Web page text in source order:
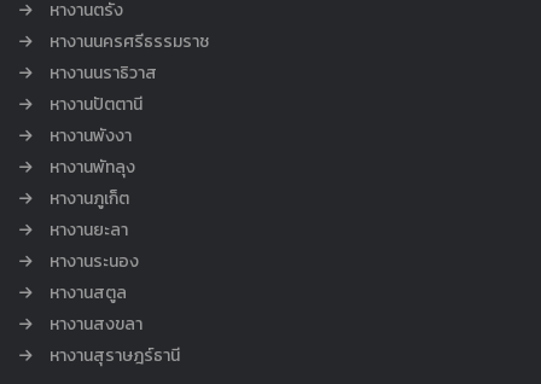
หางานตรัง
หางานนครศรีธรรมราช
หางานนราธิวาส
หางานปัตตานี
หางานพังงา
หางานพัทลุง
หางานภูเก็ต
หางานยะลา
หางานระนอง
หางานสตูล
หางานสงขลา
หางานสุราษฎร์ธานี